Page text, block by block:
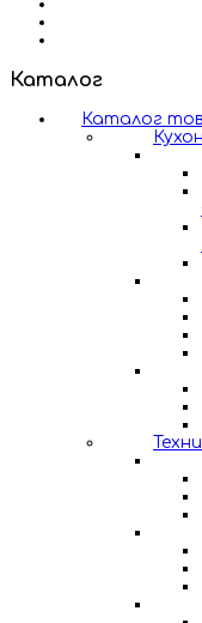
Каталог
Каталог